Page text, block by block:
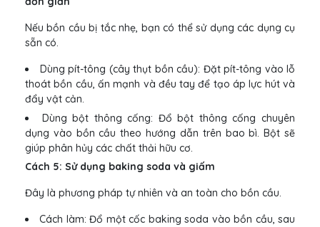
Nếu bồn cầu bị tắc nhẹ, bạn có thể sử dụng các dụng cụ
sẵn có.
Dùng pít-tông (cây thụt bồn cầu): Đặt pít-tông vào lỗ
thoát bồn cầu, ấn mạnh và đều tay để tạo áp lực hút và
đẩy vật cản.
Dùng bột thông cống: Đổ bột thông cống chuyên
dụng vào bồn cầu theo hướng dẫn trên bao bì. Bột sẽ
giúp phân hủy các chất thải hữu cơ.
Cách 5: Sử dụng baking soda và giấm
Đây là phương pháp tự nhiên và an toàn cho bồn cầu.
Cách làm: Đổ một cốc baking soda vào bồn cầu, sau